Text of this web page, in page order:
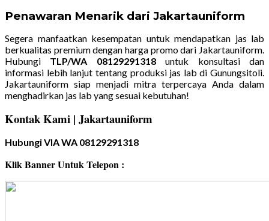
Penawaran Menarik dari Jakartauniform
Segera manfaatkan kesempatan untuk mendapatkan jas lab
berkualitas premium dengan harga promo dari Jakartauniform.
Hubungi TLP/WA 08129291318untuk konsultasi dan
informasi lebih lanjut tentang produksi jas lab di Gunungsitoli.
Jakartauniform siap menjadi mitra terpercaya Anda dalam
menghadirkan jas lab yang sesuai kebutuhan!
Kontak Kami | Jakartauniform
Hubungi VIA WA 08129291318
Klik Banner Untuk Telepon :